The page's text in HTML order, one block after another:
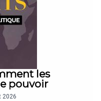
les
pouvoir
2026